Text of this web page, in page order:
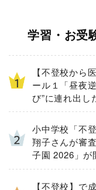
学習・お受
【不登校から
ール１「昼夜
び”に連れ出し
小中学校「不
翔子さんが審
子園 2026」が
【不登校】で